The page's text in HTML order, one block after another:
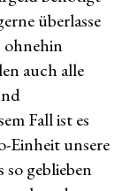
überlasse
ohnehin
auch alle
Fall ist es
Einheit unsere
geblieben